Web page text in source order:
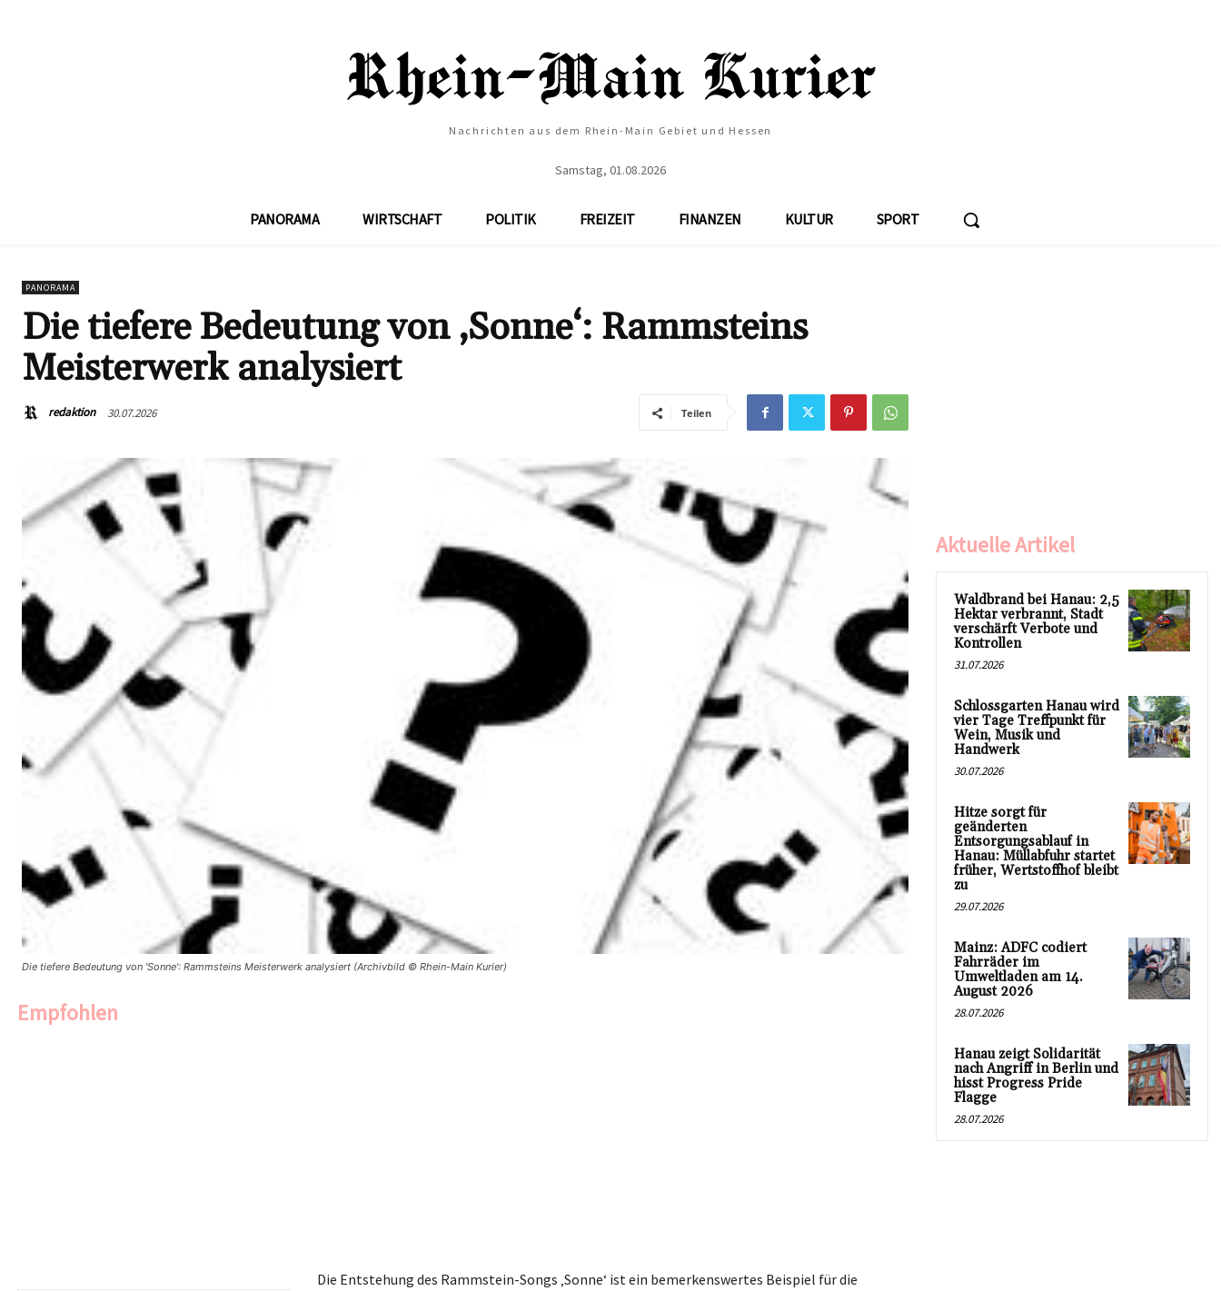
Nachrichten aus dem Rhein-Main Gebiet und Hessen
Samstag, 01.08.2026
PANORAMA WIRTSCHAFT POLITIK FREIZEIT FINANZEN KULTUR SPORT
PANORAMA
Die tiefere Bedeutung von ‚Sonne‘: Rammsteins
Meisterwerk analysiert
redaktion 30.07.2026 Teilen
Die tiefere Bedeutung von 'Sonne': Rammsteins Meisterwerk analysiert (Archivbild © Rhein-Main Kurier)
Empfohlen
Die Entstehung des Rammstein-Songs ‚Sonne‘ ist ein bemerkenswertes Beispiel für die
Aktuelle Artikel
Waldbrand bei Hanau: 2,5
Hektar verbrannt, Stadt
verschärft Verbote und
Kontrollen
31.07.2026
Schlossgarten Hanau wird
vier Tage Treffpunkt für
Wein, Musik und
Handwerk
30.07.2026
Hitze sorgt für
geänderten
Entsorgungsablauf in
Hanau: Müllabfuhr startet
früher, Wertstoffhof bleibt
zu
29.07.2026
Mainz: ADFC codiert
Fahrräder im
Umweltladen am 14.
August 2026
28.07.2026
Hanau zeigt Solidarität
nach Angriff in Berlin und
hisst Progress Pride
Flagge
28.07.2026